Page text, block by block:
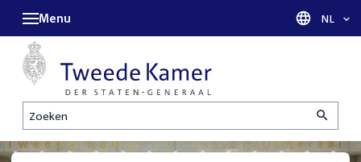
Zoeken
Menu Taal
NL